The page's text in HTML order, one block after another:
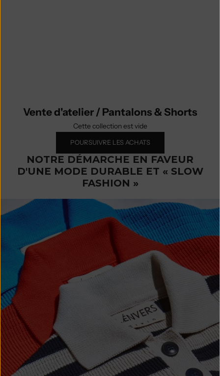
Vente d'atelier / Pantalons & Shorts
Cette collection est vide
POURSUIVRE LES ACHATS
NOTRE DÉMARCHE EN FAVEUR
D'UNE MODE DURABLE ET « SLOW
FASHION »